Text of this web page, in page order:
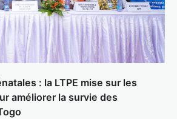
: la LTPE mise sur les
améliorer la survie des